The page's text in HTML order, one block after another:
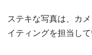
ステキな写真は、カ
イティングを担当して